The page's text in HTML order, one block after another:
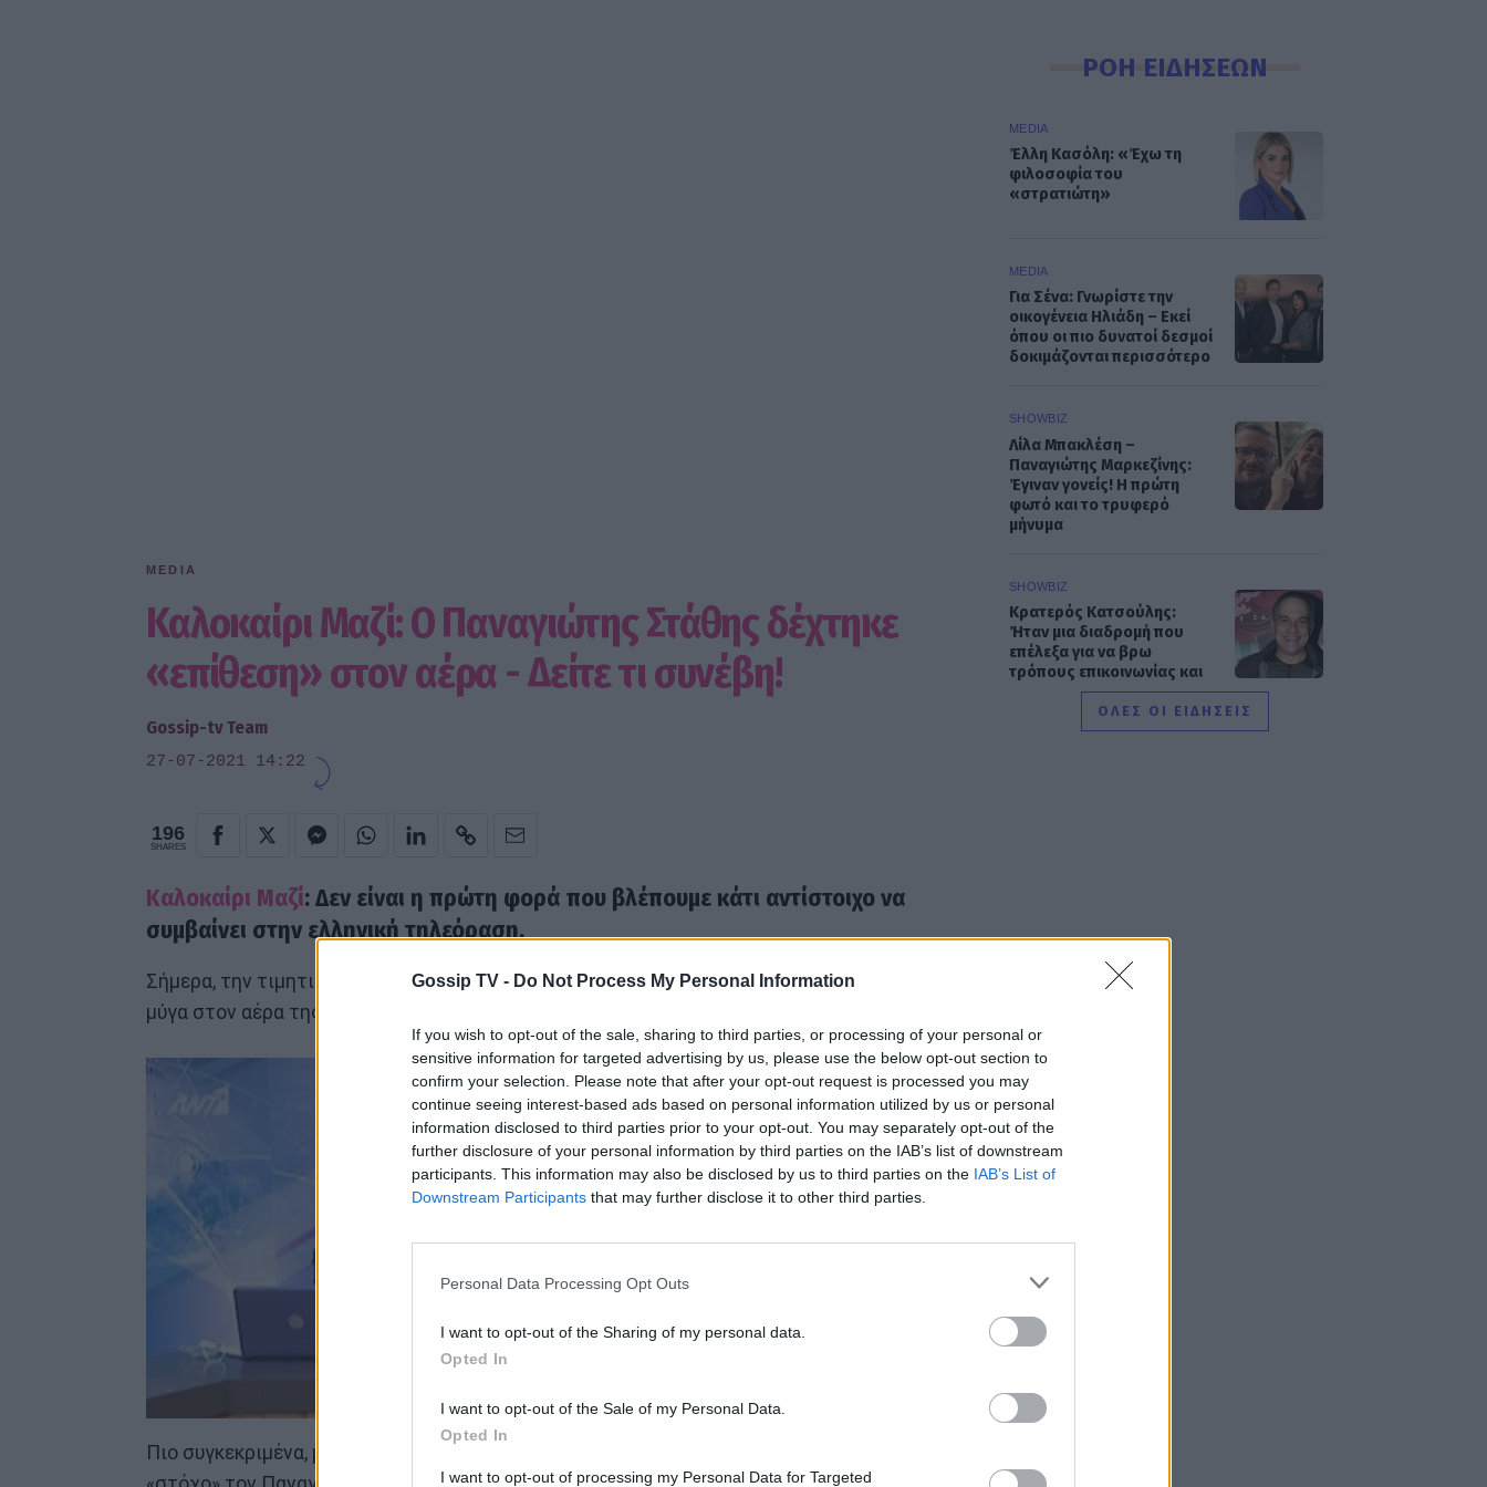
Gossip TV - Do Not Process My Personal Information
If you wish to opt-out of the sale, sharing to third parties, or processing of your personal or
sensitive information for targeted advertising by us, please use the below opt-out section to
confirm your selection. Please note that after your opt-out request is processed you may
continue seeing interest-based ads based on personal information utilized by us or personal
information disclosed to third parties prior to your opt-out. You may separately opt-out of the
further disclosure of your personal information by third parties on the IAB’s list of downstream
participants. This information may also be disclosed by us to third parties on the IAB’s List of
Downstream Participants that may further disclose it to other third parties.
Personal Data Processing Opt Outs
I want to opt-out of the Sharing of my personal data.
Opted In
I want to opt-out of the Sale of my Personal Data.
Opted In
I want to opt-out of processing my Personal Data for Targeted
MEDIA
Καλοκαίρι Μαζί: Ο Παναγιώτης Στάθης δέχτηκε
«επίθεση» στον αέρα - Δείτε τι συνέβη!
Gossip-tv Team
27-07-2021 14:22
196
SHARES
Καλοκαίρι Μαζί: Δεν είναι η πρώτη φορά που βλέπουμε κάτι αντίστοιχο να
συμβαίνει στην ελληνική τηλεόραση.
Σήμερα, την τιμητική του είχε ο Παναγιώτης Στάθης ο οποίος δέχτηκε επίθεση από μία
μύγα στον αέρα της εκπομπής του ΑΝΤ1.
Πιο συγκεκριμένα, μια μύγα βρέθηκε μέσα στο στούντιο της εκπομπής, η οποία έβαλε
ΡΟΗ ΕΙΔΗΣΕΩΝ
MEDIA
Έλλη Κασόλη: «Έχω τη
φιλοσοφία του
«στρατιώτη»
MEDIA
Για Σένα: Γνωρίστε την
οικογένεια Ηλιάδη – Εκεί
όπου οι πιο δυνατοί δεσμοί
δοκιμάζονται περισσότερο
SHOWBIZ
Λίλα Μπακλέση –
Παναγιώτης Μαρκεζίνης:
Έγιναν γονείς! Η πρώτη
φωτό και το τρυφερό
μήνυμα
SHOWBIZ
Κρατερός Κατσούλης:
Ήταν μια διαδρομή που
επέλεξα για να βρω
τρόπους επικοινωνίας και
συνεννόησης
γαλάζιο η Μαριαλένα
Ρουμελιώτη γιορτάζει τους
γιο της
SHOWBIZ
«Μια γοργόνα στην Κρήτη»
- Αποθεώθηκε η
Παπουτσάκη!Μαγνήτισε τα
βλέμματα με το
Γαστρονομικό στιγμιότυπο
Χρηστίδου απολαμβάνει τις
γεύσεις του νησιού
SHOWBIZ
μέσα από το πιο ξεχωριστό
ΟΛΕΣ ΟΙ ΕΙΔΗΣΕΙΣ